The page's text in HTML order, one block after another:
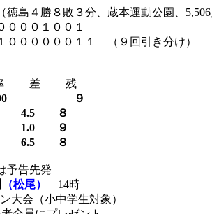
（徳島４勝８敗３分、蔵本運動公園、5,506
００１００１
００００１１ （９回引き分け）
勝率 差 残
９
4.5 ８
1.0 ９
6.5 ８
予告先発
（松尾）
14時
大会（小中学生対象）